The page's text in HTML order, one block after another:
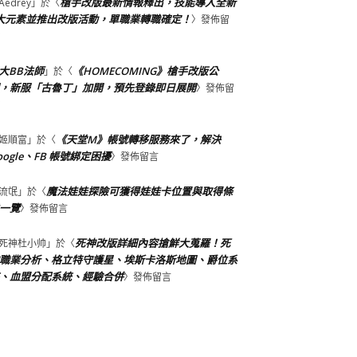
」於〈
元素並推出改版活動，單職業轉職確定！〉發佈留
BB法師」於〈 《HOMECOMING》槍手改版公
新服「古魯丁」加開，預先登錄即日展開〉發佈留
順富 」於〈 《天堂M》帳號轉移服務來了，解決
、FB 帳號綁定困擾〉發佈留言
氓」於〈魔法娃娃探險可獲得娃娃卡位置與取得條
覽〉發佈留言
神杜小帅 」於〈死神改版詳細內容搶鮮大蒐羅！死
業分析、格立特守護星、埃斯卡洛斯地圖、爵位系
血盟分配系統、經驗合併〉發佈留言